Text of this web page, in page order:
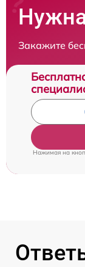
Закажите
Нажимая на